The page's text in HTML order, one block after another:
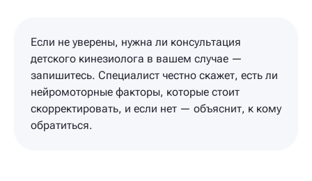
Если не уверены, нужна ли консультация
детского кинезиолога в вашем случае —
запишитесь. Специалист честно скажет, есть ли
нейромоторные факторы, которые стоит
скорректировать, и если нет — объяснит, к кому
обратиться.